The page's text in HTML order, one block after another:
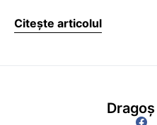
Citește articolul